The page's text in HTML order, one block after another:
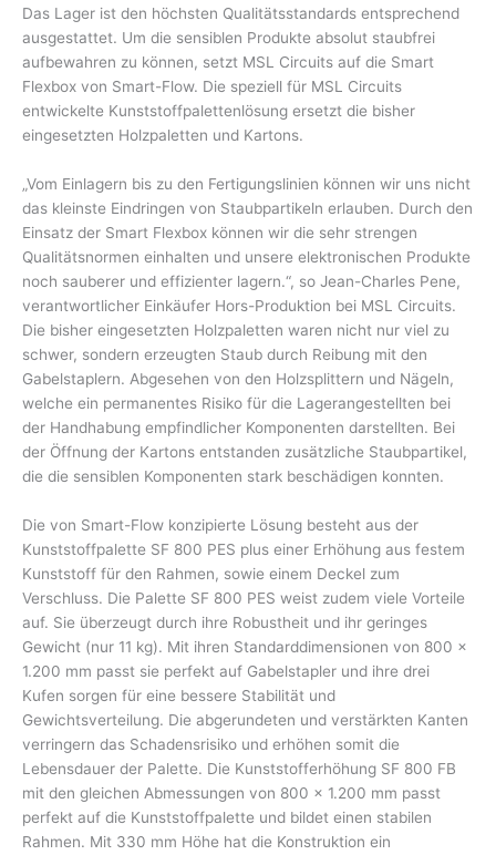
Das Lager ist den höchsten Qualitätsstandards entsprechend
ausgestattet. Um die sensiblen Produkte absolut staubfrei
aufbewahren zu können, setzt MSL Circuits auf die Smart
Flexbox von Smart-Flow. Die speziell für MSL Circuits
entwickelte Kunststoffpalettenlösung ersetzt die bisher
eingesetzten Holzpaletten und Kartons.
„Vom Einlagern bis zu den Fertigungslinien können wir uns nicht
das kleinste Eindringen von Staubpartikeln erlauben. Durch den
Einsatz der Smart Flexbox können wir die sehr strengen
Qualitätsnormen einhalten und unsere elektronischen Produkte
noch sauberer und effizienter lagern.“, so Jean-Charles Pene,
verantwortlicher Einkäufer Hors-Produktion bei MSL Circuits.
Die bisher eingesetzten Holzpaletten waren nicht nur viel zu
schwer, sondern erzeugten Staub durch Reibung mit den
Gabelstaplern. Abgesehen von den Holzsplittern und Nägeln,
welche ein permanentes Risiko für die Lagerangestellten bei
der Handhabung empfindlicher Komponenten darstellten. Bei
der Öffnung der Kartons entstanden zusätzliche Staubpartikel,
die die sensiblen Komponenten stark beschädigen konnten.
Die von Smart-Flow konzipierte Lösung besteht aus der
Kunststoffpalette SF 800 PES plus einer Erhöhung aus festem
Kunststoff für den Rahmen, sowie einem Deckel zum
Verschluss. Die Palette SF 800 PES weist zudem viele Vorteile
auf. Sie überzeugt durch ihre Robustheit und ihr geringes
Gewicht (nur 11 kg). Mit ihren Standarddimensionen von 800 x
1.200 mm passt sie perfekt auf Gabelstapler und ihre drei
Kufen sorgen für eine bessere Stabilität und
Gewichtsverteilung. Die abgerundeten und verstärkten Kanten
verringern das Schadensrisiko und erhöhen somit die
Lebensdauer der Palette. Die Kunststofferhöhung SF 800 FB
mit den gleichen Abmessungen von 800 x 1.200 mm passt
perfekt auf die Kunststoffpalette und bildet einen stabilen
Rahmen. Mit 330 mm Höhe hat die Konstruktion ein